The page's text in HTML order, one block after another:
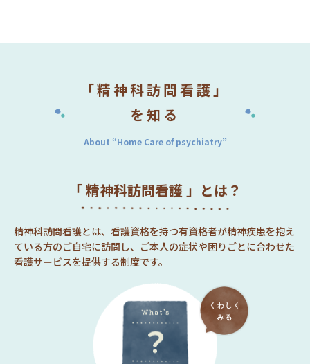
「精神科訪問看護」
を知る
About “Home Care of psychiatry”
「 精神科訪問看護 」とは？
精神科訪問看護とは、看護資格を持つ有資格者が精神疾患を抱え
ている方のご自宅に訪問し、ご本人の症状や困りごとに合わせた
看護サービスを提供する制度です。